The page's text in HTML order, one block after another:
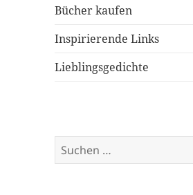
Bücher kaufen
Inspirierende Links
Lieblingsgedichte
Suchen
nach: